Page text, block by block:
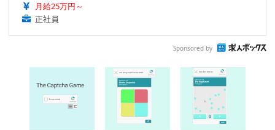
月給25万円～
正社員
Sponsored by